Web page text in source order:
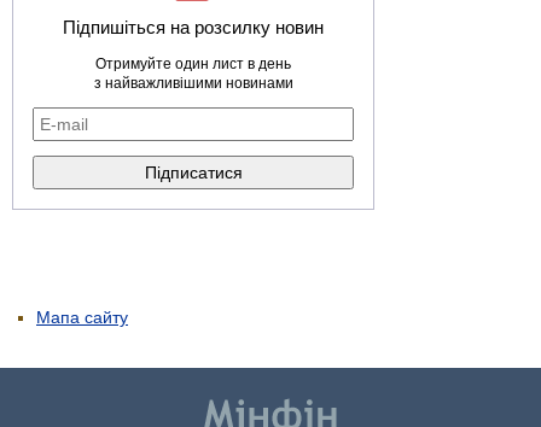
Підпишіться на розсилку новин
Отримуйте один лист в день
з найважливішими новинами
Мапа сайту